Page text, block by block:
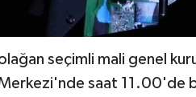
seçimli mali genel
saat 11.00'de